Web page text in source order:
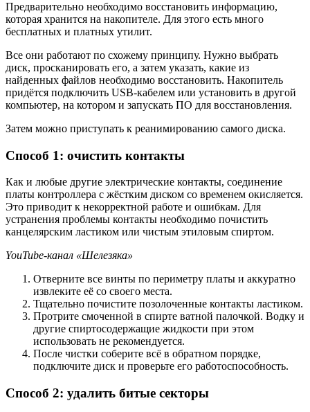
Предварительно необходимо восстановить информацию,
которая хранится на накопителе. Для этого есть много
бесплатных и платных утилит.
Все они работают по схожему принципу. Нужно выбрать
диск, просканировать его, а затем указать, какие из
найденных файлов необходимо восстановить. Накопитель
придётся подключить USB-кабелем или установить в другой
компьютер, на котором и запускать ПО для восстановления.
Затем можно приступать к реанимированию самого диска.
Способ 1: очистить контакты
Как и любые другие электрические контакты, соединение
платы контроллера с жёстким диском со временем окисляется.
Это приводит к некорректной работе и ошибкам. Для
устранения проблемы контакты необходимо почистить
канцелярским ластиком или чистым этиловым спиртом.
YouTube-канал «Шелезяка»
Отверните все винты по периметру платы и аккуратно
извлеките её со своего места.
Тщательно почистите позолоченные контакты ластиком.
Протрите смоченной в спирте ватной палочкой. Водку и
другие спиртосодержащие жидкости при этом
использовать не рекомендуется.
После чистки соберите всё в обратном порядке,
подключите диск и проверьте его работоспособность.
Способ 2: удалить битые секторы